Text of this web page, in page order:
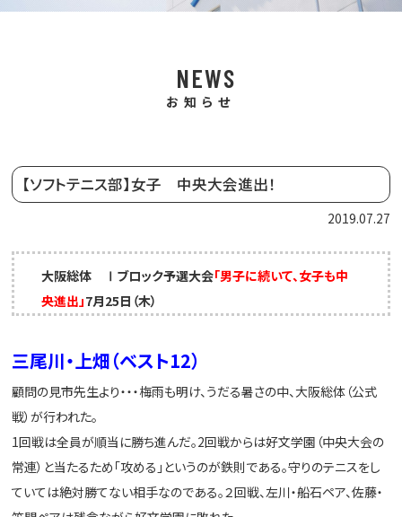
NEWS
お知らせ
【ソフトテニス部】女子 中央大会進出！
2019.07.27
大阪総体 Ⅰブロック予選大会「男子に続いて、女子も中
央進出」7月25日（木）
三尾川・上畑（ベスト12）
顧問の見市先生より・・・梅雨も明け、うだる暑さの中、大阪総体（公式
戦）が行われた。
1回戦は全員が順当に勝ち進んだ。2回戦からは好文学園（中央大会の
常連）と当たるため「攻める」というのが鉄則である。守りのテニスをし
ていては絶対勝てない相手なのである。２回戦、左川・船石ペア、佐藤・